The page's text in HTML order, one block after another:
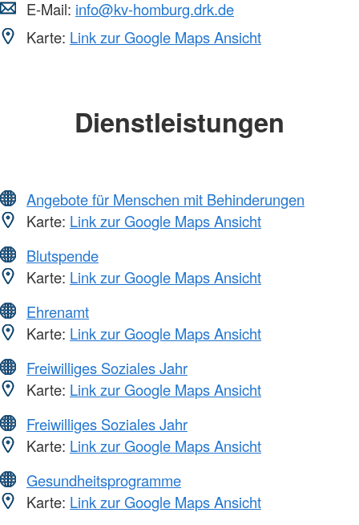
E-Mail: info@kv-homburg.drk.de
Karte: Link zur Google Maps Ansicht
Dienstleistungen
Angebote für Menschen mit Behinderungen
Karte: Link zur Google Maps Ansicht
Blutspende
Karte: Link zur Google Maps Ansicht
Ehrenamt
Karte: Link zur Google Maps Ansicht
Freiwilliges Soziales Jahr
Karte: Link zur Google Maps Ansicht
Freiwilliges Soziales Jahr
Karte: Link zur Google Maps Ansicht
Gesundheitsprogramme
Karte: Link zur Google Maps Ansicht